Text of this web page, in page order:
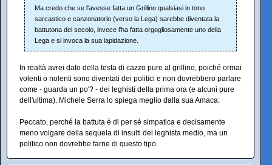
Ma credo che se l'avesse fatta un Grillino qualsiasi in tono
sarcastico e canzonatorio (verso la Lega) sarebbe diventata la
battutona del secolo, invece l'ha fatta orgogliosamente uno della
Lega e si invoca la sua lapidazione.
In realtà avrei dato della testa di cazzo pure al grillino, poiché ormai
volenti o nolenti sono diventati dei politici e non dovrebbero parlare
come - guarda un po'? - dei leghisti della prima ora (e alcuni pure
dell'ultima). Michele Serra lo spiega meglio dalla sua Amaca:
Peccato, perché la battuta è di per sé simpatica e decisamente
meno volgare della sequela di insulti del leghista medio, ma un
politico non dovrebbe farne di questo tipo.